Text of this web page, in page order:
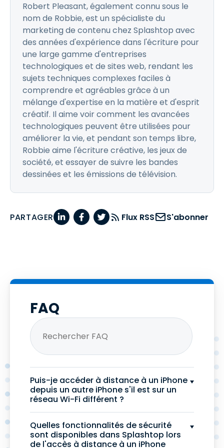
Robert Pleasant, également connu sous le
nom de Robbie, est un spécialiste du
marketing de contenu chez Splashtop avec
des années d'expérience dans l'écriture pour
une large gamme d'entreprises
technologiques et de sites web, rendant les
sujets techniques complexes faciles à
comprendre et agréables grâce à un
mélange d'expertise en la matière et d'esprit
créatif. Il aime voir comment les avancées
technologiques peuvent être utilisées pour
améliorer la vie, et pendant son temps libre,
Robbie aime l'écriture créative, les jeux de
société, et essayer de suivre les bandes
dessinées et les émissions de télévision.
PARTAGER Flux RSS S'abonner
FAQ
Puis-je accéder à distance à un iPhone
depuis un autre iPhone s'il est sur un
réseau Wi-Fi différent ?
Quelles fonctionnalités de sécurité
sont disponibles dans Splashtop lors
de l'accès à distance à un iPhone